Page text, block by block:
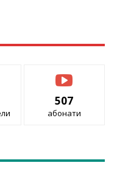
507
абонати